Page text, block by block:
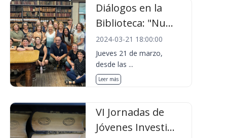
Diálogos en la
Biblioteca: "Nu...
2024-03-21 18:00:00
Jueves 21 de marzo,
desde las ...
Leer más
VI Jornadas de
Jóvenes Investi...